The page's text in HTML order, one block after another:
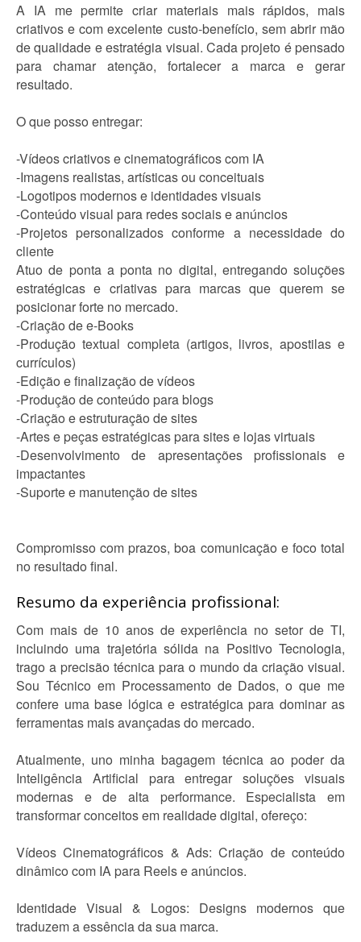
A IA me permite criar materiais mais rápidos, mais
criativos e com excelente custo-benefício, sem abrir mão
de qualidade e estratégia visual. Cada projeto é pensado
para chamar atenção, fortalecer a marca e gerar
resultado.
O que posso entregar:
-Vídeos criativos e cinematográficos com IA
-Imagens realistas, artísticas ou conceituais
-Logotipos modernos e identidades visuais
-Conteúdo visual para redes sociais e anúncios
-Projetos personalizados conforme a necessidade do
cliente
Atuo de ponta a ponta no digital, entregando soluções
estratégicas e criativas para marcas que querem se
posicionar forte no mercado.
-Criação de e-Books
-Produção textual completa (artigos, livros, apostilas e
currículos)
-Edição e finalização de vídeos
-Produção de conteúdo para blogs
-Criação e estruturação de sites
-Artes e peças estratégicas para sites e lojas virtuais
-Desenvolvimento de apresentações profissionais e
impactantes
-Suporte e manutenção de sites
Compromisso com prazos, boa comunicação e foco total
no resultado final.
Resumo da experiência profissional:
Com mais de 10 anos de experiência no setor de TI,
incluindo uma trajetória sólida na Positivo Tecnologia,
trago a precisão técnica para o mundo da criação visual.
Sou Técnico em Processamento de Dados, o que me
confere uma base lógica e estratégica para dominar as
ferramentas mais avançadas do mercado.
Atualmente, uno minha bagagem técnica ao poder da
Inteligência Artificial para entregar soluções visuais
modernas e de alta performance. Especialista em
transformar conceitos em realidade digital, ofereço:
Vídeos Cinematográficos & Ads: Criação de conteúdo
dinâmico com IA para Reels e anúncios.
Identidade Visual & Logos: Designs modernos que
traduzem a essência da sua marca.